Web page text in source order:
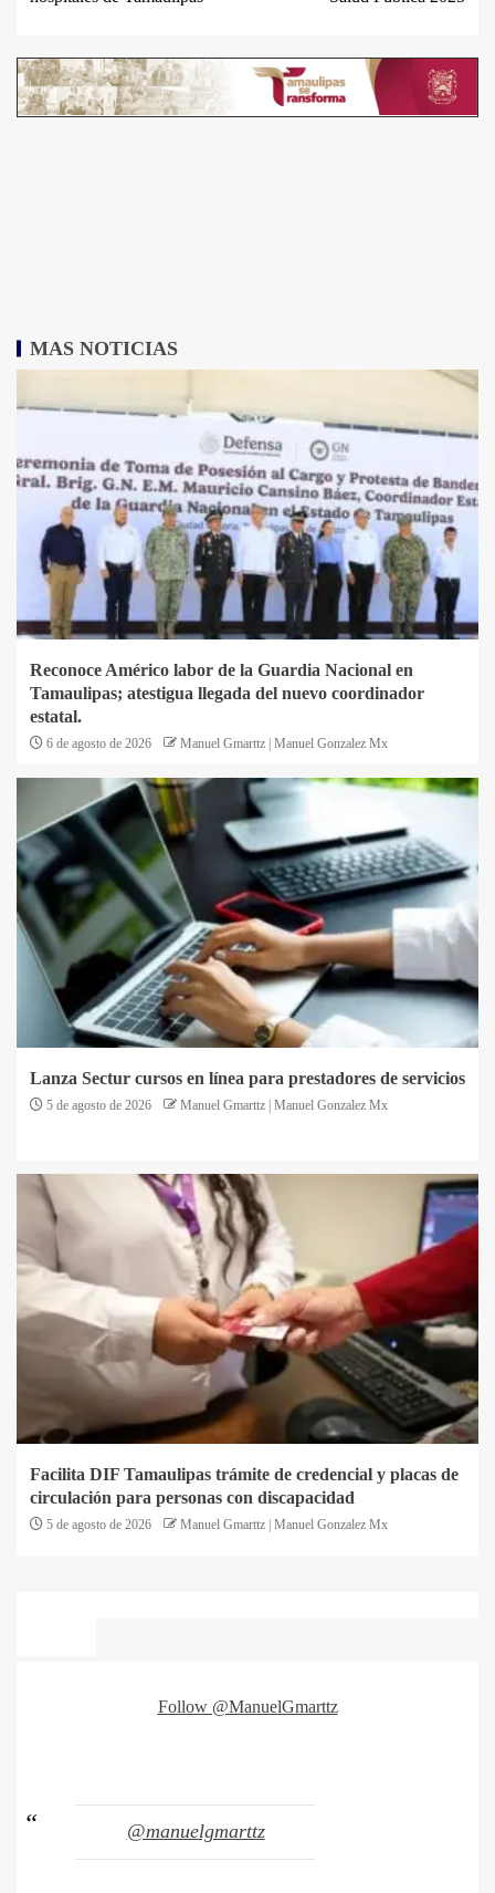
MAS NOTICIAS
Reconoce Américo labor de la Guardia Nacional en
Tamaulipas; atestigua llegada del nuevo coordinador
estatal.
6 de agosto de 2026 Manuel Gmarttz | Manuel Gonzalez Mx
Lanza Sectur cursos en línea para prestadores de servicios
5 de agosto de 2026 Manuel Gmarttz | Manuel Gonzalez Mx
Facilita DIF Tamaulipas trámite de credencial y placas de
circulación para personas con discapacidad
5 de agosto de 2026 Manuel Gmarttz | Manuel Gonzalez Mx
Follow @ManuelGmarttz
@manuelgmarttz